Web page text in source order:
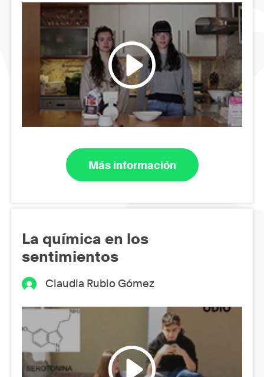
Más información
La química en los
sentimientos
Claudia Rubio Gómez